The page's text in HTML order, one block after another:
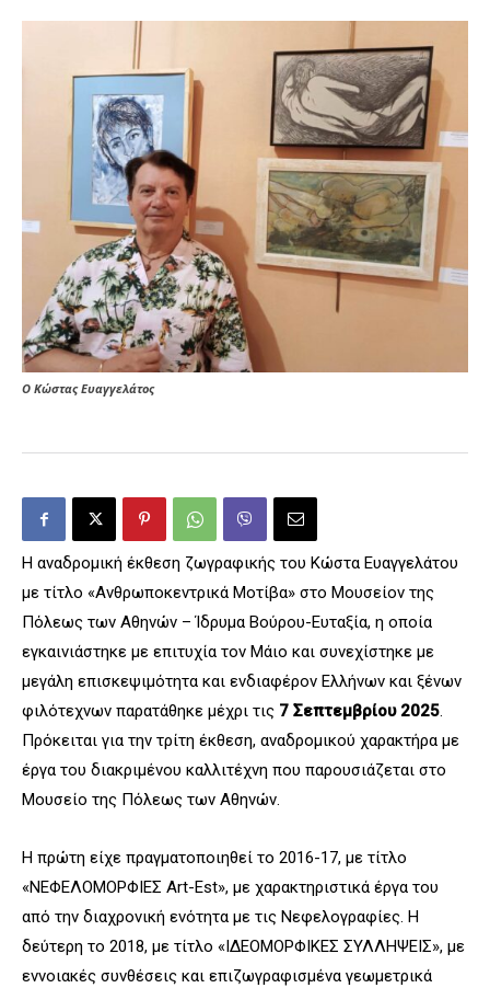
Ο Κώστας Ευαγγελάτος
Η αναδρομική έκθεση ζωγραφικής του Κώστα Ευαγγελάτου
με τίτλο «Ανθρωποκεντρικά Μοτίβα» στο Μουσείον της
Πόλεως των Αθηνών – Ίδρυμα Βούρου-Ευταξία, η οποία
εγκαινιάστηκε με επιτυχία τον Μάιο και συνεχίστηκε με
μεγάλη επισκεψιμότητα και ενδιαφέρον Ελλήνων και ξένων
φιλότεχνων παρατάθηκε μέχρι τις 7 Σεπτεμβρίου 2025.
Πρόκειται για την τρίτη έκθεση, αναδρομικού χαρακτήρα με
έργα του διακριμένου καλλιτέχνη που παρουσιάζεται στο
Μουσείο της Πόλεως των Αθηνών.
Η πρώτη είχε πραγματοποιηθεί το 2016-17, με τίτλο
«ΝΕΦΕΛΟΜΟΡΦΙΕΣ Art-Est», με χαρακτηριστικά έργα του
από την διαχρονική ενότητα με τις Νεφελογραφίες. Η
δεύτερη το 2018, με τίτλο «ΙΔΕΟΜΟΡΦΙΚΕΣ ΣΥΛΛΗΨΕΙΣ», με
εννοιακές συνθέσεις και επιζωγραφισμένα γεωμετρικά